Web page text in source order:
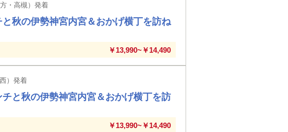
・高槻）発着
秋の伊勢神宮内宮＆おかげ横丁を訪ね
￥13,990~￥14,490
）発着
と秋の伊勢神宮内宮＆おかげ横丁を訪
￥13,990~￥14,490